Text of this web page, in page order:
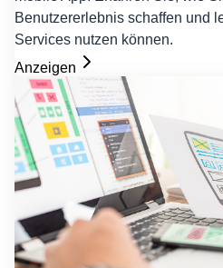
Benutzererlebnis schaffen und
Services nutzen können.
Anzeigen